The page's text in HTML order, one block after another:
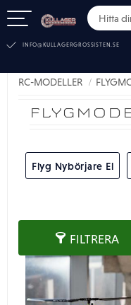
INFO@KULLAGERGROSSISTEN.SE
RC-MODELLER
Flyg Nybörjare El
FILTRERA